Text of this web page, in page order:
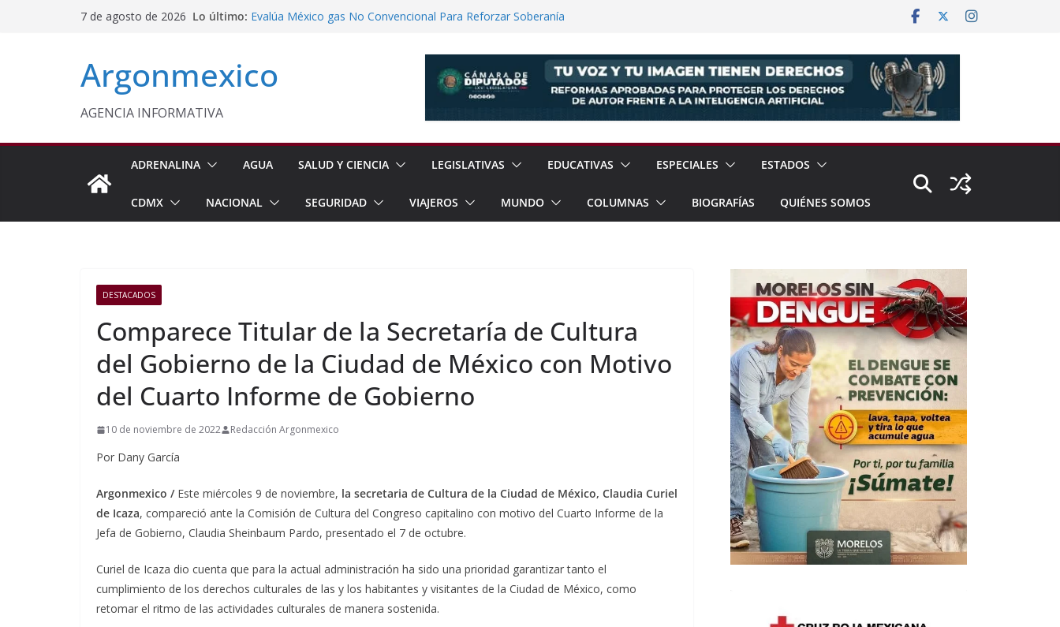
7 de agosto de 2026 Lo último: Evalúa México gas No Convencional Para Reforzar Soberanía
Texcoco Fortalece Prestaciones de Trabajadores del
Aseguran Casi 10 Millones de Cigarrillos Apócrifos en
Michoacán
Argonmexico
AGENCIA INFORMATIVA
ADRENALINA AGUA SALUD Y CIENCIA LEGISLATIVAS EDUCATIVAS ESPECIALES ESTADOS
CDMX NACIONAL SEGURIDAD VIAJEROS MUNDO COLUMNAS BIOGRAFÍAS QUIÉNES SOMOS
DESTACADOS
Comparece Titular de la Secretaría de Cultura
del Gobierno de la Ciudad de México con Motivo
del Cuarto Informe de Gobierno
10 de noviembre de 2022 Redacción Argonmexico
Por Dany García
Argonmexico / Este miércoles 9 de noviembre, la secretaria de Cultura de la Ciudad de México, Claudia Curiel
de Icaza, compareció ante la Comisión de Cultura del Congreso capitalino con motivo del Cuarto Informe de la
Jefa de Gobierno, Claudia Sheinbaum Pardo, presentado el 7 de octubre.
Curiel de Icaza dio cuenta que para la actual administración ha sido una prioridad garantizar tanto el
cumplimiento de los derechos culturales de las y los habitantes y visitantes de la Ciudad de México, como
retomar el ritmo de las actividades culturales de manera sostenida.